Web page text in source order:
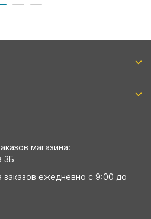
магазина:
3Б
ежедневно с 9:00 до